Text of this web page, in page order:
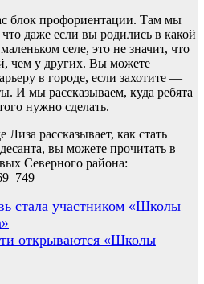
блок профориентации. Там мы
даже если вы родились в какой
селе, это не значит, что
чем у других. Вы можете
в городе, если захотите —
И мы рассказываем, куда ребята
нужно сделать.
рассказывает, как стать
вы можете прочитать в
Северного района:
стала участником «Школы
открываются «Школы